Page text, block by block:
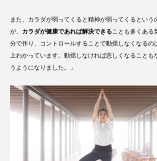
また、カラダが弱ってくると精神が弱ってくるという
が、 カラダが健康であれば解決できることも多くある
分で作り、コントロールすることで動揺しなくなるの
上わかっています。動揺しなければ悲しくなることも
うようになりました。」